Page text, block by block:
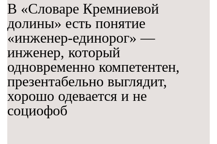
В «Словаре Кремниевой
долины» есть понятие
«инженер-единорог» —
инженер, который
одновременно компетентен,
презентабельно выглядит,
хорошо одевается и не
социофоб